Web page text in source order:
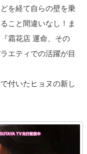
を経て自らの壁を乗
こと間違いなし！ま
霜花店 運命、その
エティでの活躍が目
付いたヒョヌの新し